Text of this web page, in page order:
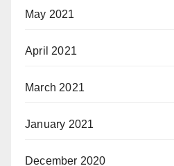
May 2021
April 2021
March 2021
January 2021
December 2020